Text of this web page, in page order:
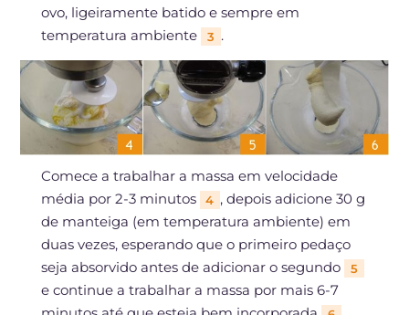
ovo, ligeiramente batido e sempre em
temperatura ambiente
3 .
Comece a trabalhar a massa em velocidade
média por 2-3 minutos
4 , depois adicione 30 g
de manteiga (em temperatura ambiente) em
duas vezes, esperando que o primeiro pedaço
seja absorvido antes de adicionar o segundo
5
e continue a trabalhar a massa por mais 6-7